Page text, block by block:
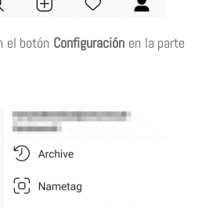
el botón Configuración en la parte